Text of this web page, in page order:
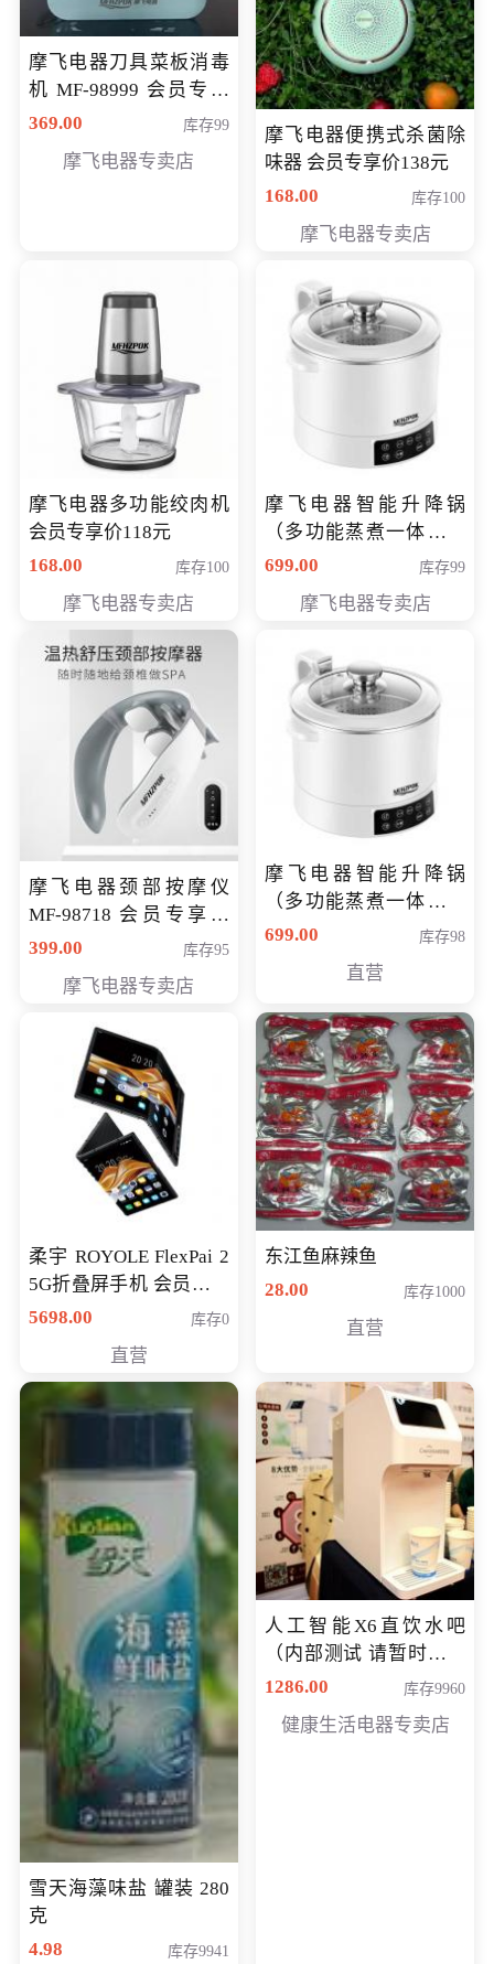
摩飞电器刀具菜板消毒
机 MF-98999 会员专享
价286元
369.00 库存99
摩飞电器专卖店
摩飞电器便携式杀菌除
味器 会员专享价138元
168.00
库存100
摩飞电器专卖店
摩飞电器多功能绞肉机
会员专享价118元
168.00
库存100
摩飞电器专卖店
摩飞电器智能升降锅
（多功能蒸煮一体锅）
（智能升降养生锅） 会
699.00 库存99
摩飞电器专卖店
摩飞电器颈部按摩仪
MF-98718 会员专享价
299元
399.00 库存95
摩飞电器专卖店
摩飞电器智能升降锅
（多功能蒸煮一体锅）
（智能升降养生锅） 会
699.00 库存98
直营
柔宇 ROYOLE FlexPai 2
5G折叠屏手机 会员专享
购买价格 4998元
5698.00 库存0
直营
东江鱼麻辣鱼
28.00
库存1000
直营
雪天海藻味盐 罐装 280
克
4.98
库存9941
人工智能X6直饮水吧
（内部测试 请暂时不要
购买）
1286.00 库存9960
健康生活电器专卖店